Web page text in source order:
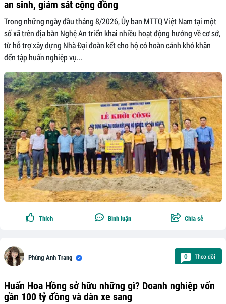
an sinh, giám sát cộng đồng
Trong những ngày đầu tháng 8/2026, Ủy ban MTTQ Việt Nam tại một
số xã trên địa bàn Nghệ An triển khai nhiều hoạt động hướng về cơ sở,
từ hỗ trợ xây dựng Nhà Đại đoàn kết cho hộ có hoàn cảnh khó khăn
đến tập huấn nghiệp vụ...
Thích Bình luận Chia sẻ
Phùng Anh Trang 0 Theo dõi
Huấn Hoa Hồng sở hữu những gì? Doanh nghiệp vốn
gần 100 tỷ đồng và dàn xe sang